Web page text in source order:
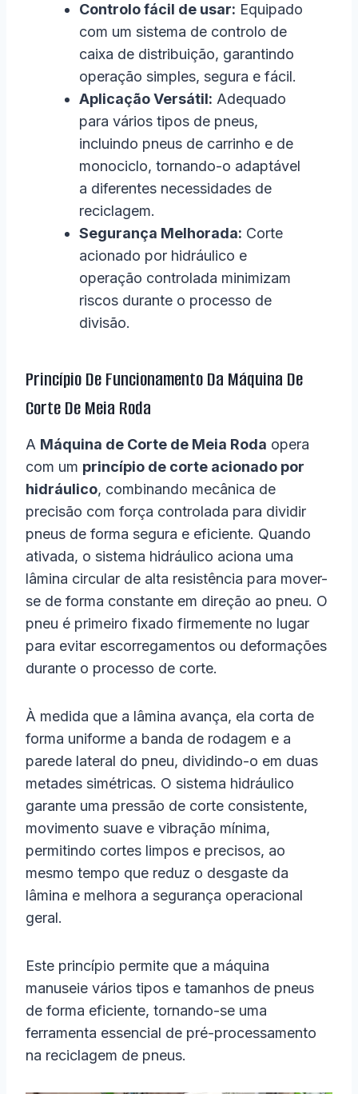
Controlo fácil de usar: Equipado
com um sistema de controlo de
caixa de distribuição, garantindo
operação simples, segura e fácil.
Aplicação Versátil: Adequado
para vários tipos de pneus,
incluindo pneus de carrinho e de
monociclo, tornando-o adaptável
a diferentes necessidades de
reciclagem.
Segurança Melhorada: Corte
acionado por hidráulico e
operação controlada minimizam
riscos durante o processo de
divisão.
Princípio De Funcionamento Da Máquina De
Corte De Meia Roda
A Máquina de Corte de Meia Roda opera
com um princípio de corte acionado por
hidráulico, combinando mecânica de
precisão com força controlada para dividir
pneus de forma segura e eficiente. Quando
ativada, o sistema hidráulico aciona uma
lâmina circular de alta resistência para mover-
se de forma constante em direção ao pneu. O
pneu é primeiro fixado firmemente no lugar
para evitar escorregamentos ou deformações
durante o processo de corte.
À medida que a lâmina avança, ela corta de
forma uniforme a banda de rodagem e a
parede lateral do pneu, dividindo-o em duas
metades simétricas. O sistema hidráulico
garante uma pressão de corte consistente,
movimento suave e vibração mínima,
permitindo cortes limpos e precisos, ao
mesmo tempo que reduz o desgaste da
lâmina e melhora a segurança operacional
geral.
Este princípio permite que a máquina
manuseie vários tipos e tamanhos de pneus
de forma eficiente, tornando-se uma
ferramenta essencial de pré-processamento
na reciclagem de pneus.